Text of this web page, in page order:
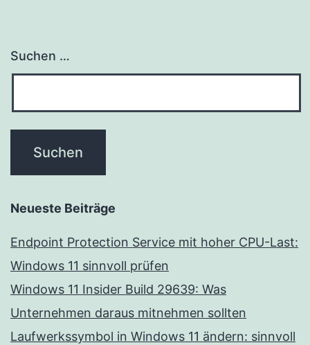
Suchen …
Neueste Beiträge
Endpoint Protection Service mit hoher CPU-Last:
Windows 11 sinnvoll prüfen
Windows 11 Insider Build 29639: Was
Unternehmen daraus mitnehmen sollten
Laufwerkssymbol in Windows 11 ändern: sinnvoll